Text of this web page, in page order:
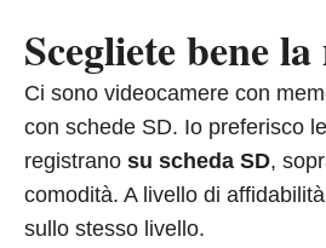
Scegliete bene
Ci sono videocamere con
con schede SD. Io preferisco
registrano su scheda SD,
comodità. A livello di
sullo stesso livello.